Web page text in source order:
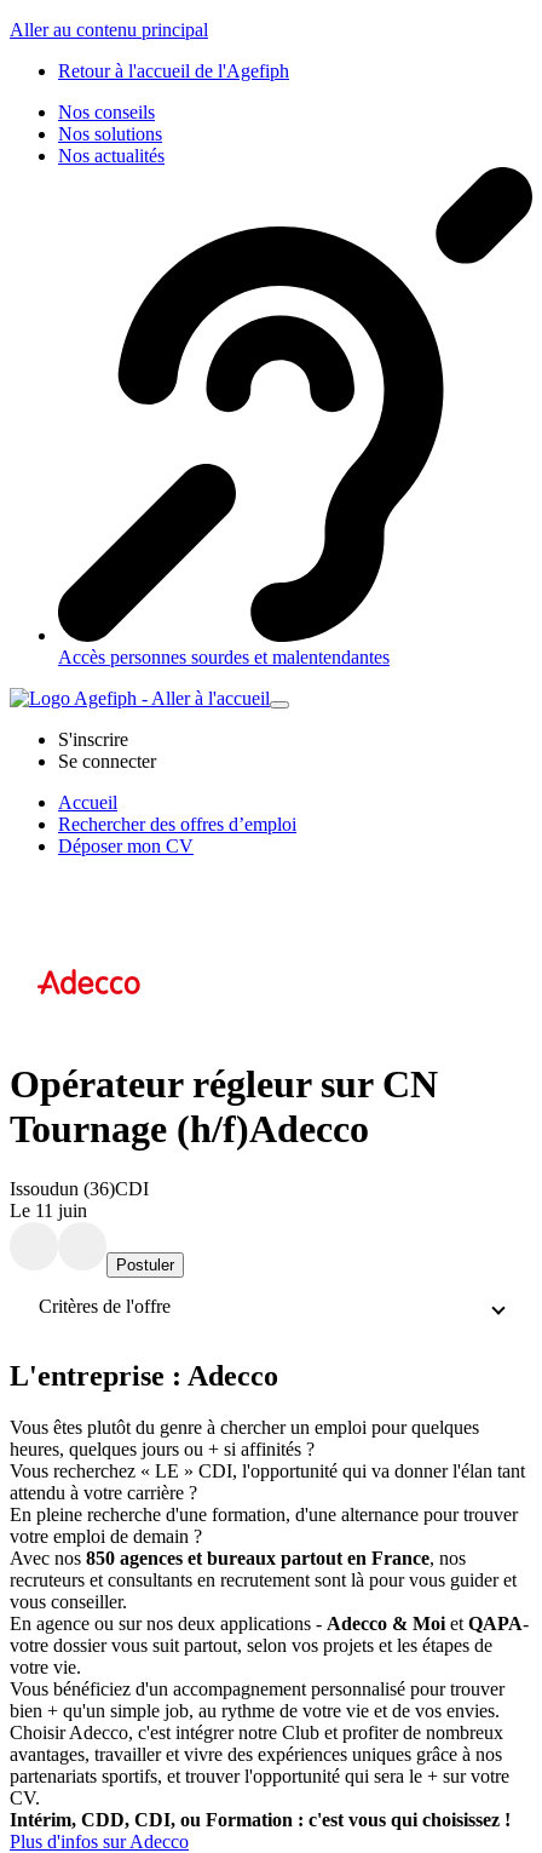
Aller au contenu principal
Retour à l'accueil de l'Agefiph
Nos conseils
Nos solutions
Nos actualités
Accès personnes sourdes et malentendantes
S'inscrire
Se connecter
Accueil
Rechercher des offres d’emploi
Déposer mon CV
Opérateur régleur sur CN
Tournage (h/f)Adecco
Issoudun (36)CDI
Le 11 juin
Postuler
Critères de l'offre
L'entreprise : Adecco
Vous êtes plutôt du genre à chercher un emploi pour quelques
heures, quelques jours ou + si affinités ?
Vous recherchez « LE » CDI, l'opportunité qui va donner l'élan tant
attendu à votre carrière ?
En pleine recherche d'une formation, d'une alternance pour trouver
votre emploi de demain ?
Avec nos 850 agences et bureaux partout en France, nos
recruteurs et consultants en recrutement sont là pour vous guider et
vous conseiller.
En agence ou sur nos deux applications - Adecco & Moi et QAPA-
votre dossier vous suit partout, selon vos projets et les étapes de
votre vie.
Vous bénéficiez d'un accompagnement personnalisé pour trouver
bien + qu'un simple job, au rythme de votre vie et de vos envies.
Choisir Adecco, c'est intégrer notre Club et profiter de nombreux
avantages, travailler et vivre des expériences uniques grâce à nos
partenariats sportifs, et trouver l'opportunité qui sera le + sur votre
CV.
Intérim, CDD, CDI, ou Formation : c'est vous qui choisissez !
Plus d'infos sur Adecco